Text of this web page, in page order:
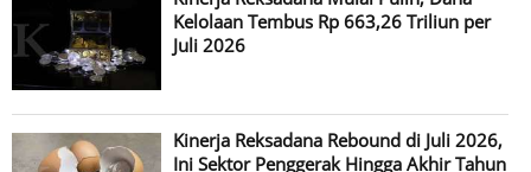
Kelolaan Tembus Rp 663,26 Triliun per
Juli 2026
Kinerja Reksadana Rebound di Juli 2026,
Ini Sektor Penggerak Hingga Akhir Tahun